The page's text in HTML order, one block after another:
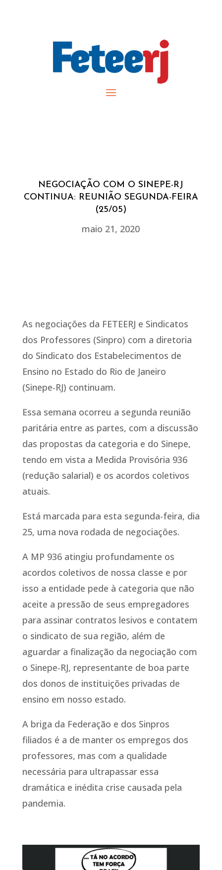
NEGOCIAÇÃO COM O SINEPE-RJ
CONTINUA: REUNIÃO SEGUNDA-FEIRA
(25/05)
maio 21, 2020
As negociações da FETEERJ e Sindicatos
dos Professores (Sinpro) com a diretoria
do Sindicato dos Estabelecimentos de
Ensino no Estado do Rio de Janeiro
(Sinepe-RJ) continuam.
Essa semana ocorreu a segunda reunião
paritária entre as partes, com a discussão
das propostas da categoria e do Sinepe,
tendo em vista a Medida Provisória 936
(redução salarial) e os acordos coletivos
atuais.
Está marcada para esta segunda-feira, dia
25, uma nova rodada de negociações.
A MP 936 atingiu profundamente os
acordos coletivos de nossa classe e por
isso a entidade pede à categoria que não
aceite a pressão de seus empregadores
para assinar contratos lesivos e contatem
o sindicato de sua região, além de
aguardar a finalização da negociação com
o Sinepe-RJ, representante de boa parte
dos donos de instituições privadas de
ensino em nosso estado.
A briga da Federação e dos Sinpros
filiados é a de manter os empregos dos
professores, mas com a qualidade
necessária para ultrapassar essa
dramática e inédita crise causada pela
pandemia.